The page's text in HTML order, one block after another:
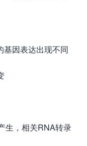
基因表达出现不同
生，相关RNA转录